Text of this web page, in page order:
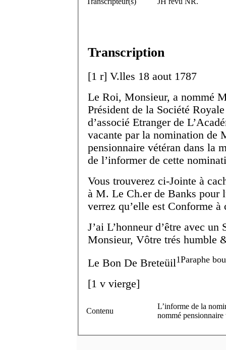
Transcription
[1 r] V.lles 18 aout 1787
Le Roi, Monsieur, a nommé
Président de la Société
d’associé Etranger de
vacante par la nomination de
pensionnaire vétéran dans la
de l’informer de cette
Vous trouverez ci-Jointe à
à M. Le Ch.erde Banks pour
verrez qu’elle est Conforme à
J’ai L’honneur d’être avec un
Monsieur, Vôtre trés humble
Le Bon De Breteüil1Paraphe
[1 v vierge]
Contenu
L’informe de la
nommé